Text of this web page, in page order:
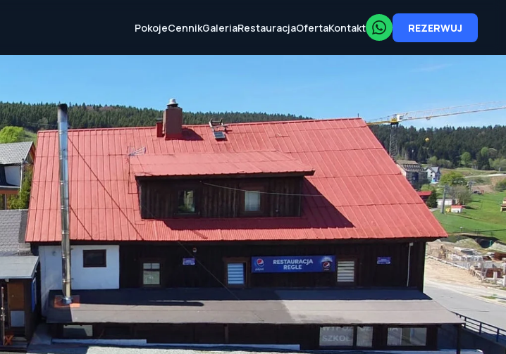
PokojeCennikGaleriaRestauracjaOfertaKontakt REZERWUJ